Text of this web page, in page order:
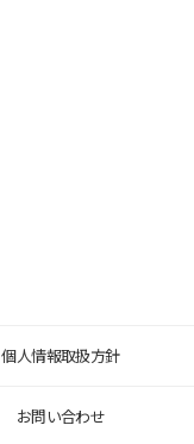
個人情報取扱方針
お問い合わせ